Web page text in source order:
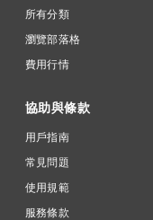
所有分類
瀏覽部落格
費用行情
協助與條款
用戶指南
常見問題
使用規範
服務條款